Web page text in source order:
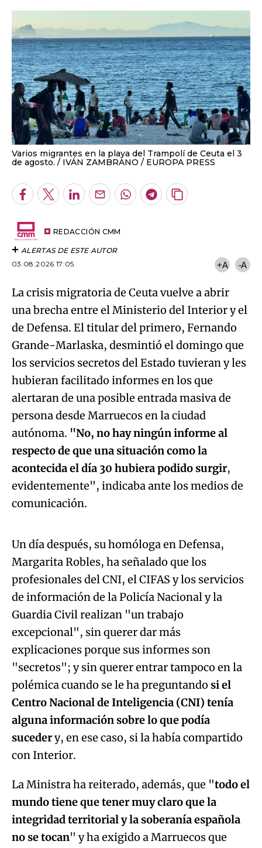
Varios migrantes en la playa del Trampolí de Ceuta el 3
de agosto.
IVÁN ZAMBRANO / EUROPA PRESS
Facebook
TwitterLinkedInEnviarWhatsapp
Telegram
Copiar
REDACCIÓN CMM
ALERTAS DE ESTE AUTOR
03.08.2026 17:05
+A -A
La crisis migratoria de Ceuta vuelve a abrir
una brecha entre el Ministerio del Interior y el
de Defensa. El titular del primero, Fernando
Grande-Marlaska, desmintió el domingo que
los servicios secretos del Estado tuvieran y les
hubieran facilitado informes en los que
alertaran de una posible entrada masiva de
persona desde Marruecos en la ciudad
autónoma. "No, no hay ningún informe al
respecto de que una situación como la
acontecida el día 30 hubiera podido surgir,
evidentemente", indicaba ante los medios de
comunicación.
Try again
Un día después, su homóloga en Defensa,
Margarita Robles, ha señalado que los
profesionales del CNI, el CIFAS y los servicios
de información de la Policía Nacional y la
Guardia Civil realizan "un trabajo
excepcional", sin querer dar más
explicaciones porque sus informes son
"secretos"; y sin querer entrar tampoco en la
polémica cuando se le ha preguntando si el
Centro Nacional de Inteligencia (CNI) tenía
alguna información sobre lo que podía
sucedery, en ese caso, si la había compartido
con Interior.
La Ministra ha reiterado, además, que "todo el
mundo tiene que tener muy claro que la
integridad territorial y la soberanía española
no se tocan" y ha exigido a Marruecos que